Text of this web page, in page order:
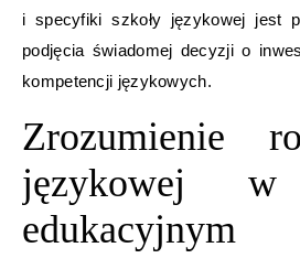
i specyfiki szkoły językowej jest
podjęcia świadomej decyzji o
kompetencji językowych.
Zrozumienie
językowej w
edukacyjnym